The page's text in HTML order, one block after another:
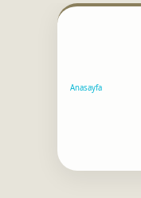
Anasayfa